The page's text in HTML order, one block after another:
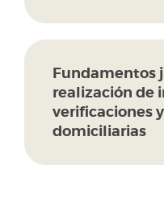
Fundamentos
realización de
verificaciones
domiciliarias